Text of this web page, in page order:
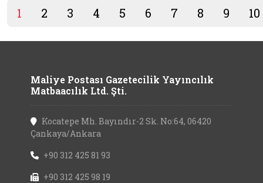
1 2 3 4 5 6 7 8 9 10
Maliye Postası Gazetecilik Yayıncılık
Matbaacılık Ltd. Şti.
Kocatepe Mh. Bayındır-2 Sk. No:64, 06420
Çankaya/Ankara
+90 312 425 81 93
+90 312 425 98 19